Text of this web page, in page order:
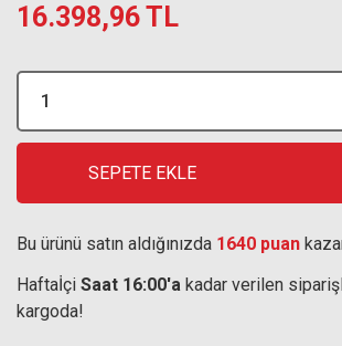
16.398,96 TL
SEPETE EKLE
Bu ürünü satın aldığınızda 1640 puan
Haftaİçi Saat 16:00'a kadar verilen
kargoda!